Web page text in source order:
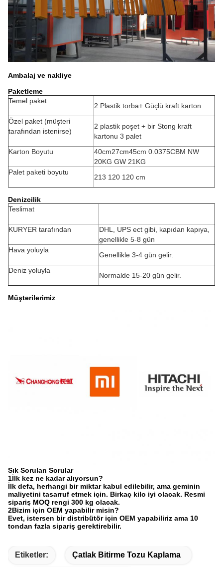
Ambalaj ve nakliye
Paketleme
Temel paket
2 Plastik torba+ Güçlü kraft karton
Özel paket (müşteri
tarafından istenirse)
2 plastik poşet + bir Stong kraft
kartonu 3 palet
Karton Boyutu
40cm27cm45cm 0.0375CBM NW
20KG GW 21KG
Palet paketi boyutu
213 120 120 cm
Denizcilik
Teslimat
KURYER tarafından
DHL, UPS ect gibi, kapıdan kapıya,
genellikle 5-8 gün
Hava yoluyla
Genellikle 3-4 gün gelir.
Deniz yoluyla
Normalde 15-20 gün gelir.
Müşterilerimiz
Sık Sorulan Sorular
1İlk kez ne kadar alıyorsun?
İlk defa, herhangi bir miktar kabul edilebilir, ama geminin
maliyetini tasarruf etmek için. Birkaç kilo iyi olacak. Resmi
sipariş MOQ rengi 300 kg olacak.
2Bizim için OEM yapabilir misin?
Evet, istersen bir distribütör için OEM yapabiliriz ama 10
tondan fazla sipariş gerektirebilir.
Etiketler: Çatlak Bitirme Tozu Kaplama